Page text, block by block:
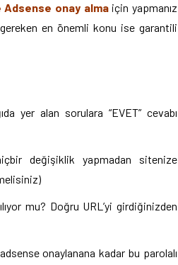
Adsense onay almaiçin yapmanız
en önemli konu ise garantili
yer alan sorulara “EVET” cevabı
değişiklik yapmadan sitenize
mu? Doğru URL’yi girdiğinizden
onaylanana kadar bu parolalı